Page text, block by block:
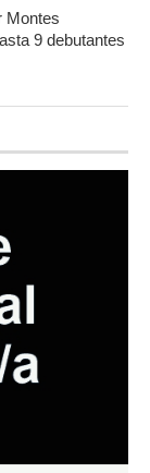
Montes
9 debutantes